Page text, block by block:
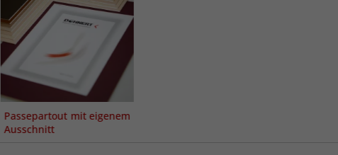
Passepartout mit eigenem
Ausschnitt